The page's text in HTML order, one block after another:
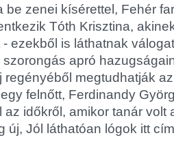
be zenei kísérettel, Fehér
Tóth Krisztina,
ezekből is láthatnak
apró
regényéből megtudhatják
felnőtt, Ferdinandy
időkről, amikor tanár volt
új, Jól láthatóan lógok itt